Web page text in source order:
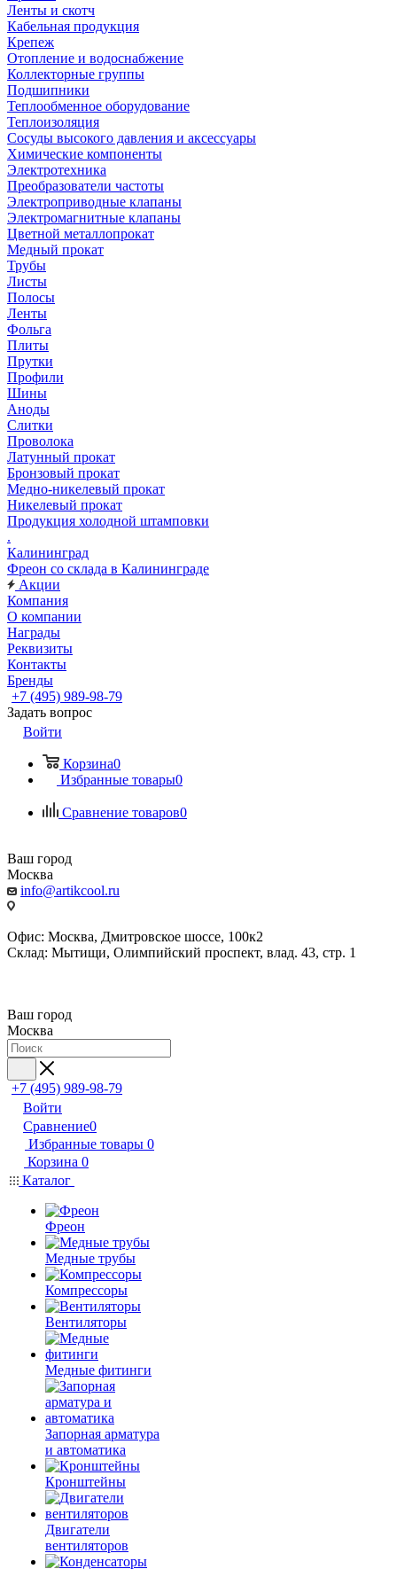
Ленты и скотч
Кабельная продукция
Крепеж
Отопление и водоснабжение
Коллекторные группы
Подшипники
Теплообменное оборудование
Теплоизоляция
Сосуды высокого давления и аксессуары
Химические компоненты
Электротехника
Преобразователи частоты
Электроприводные клапаны
Электромагнитные клапаны
Цветной металлопрокат
Медный прокат
Трубы
Листы
Полосы
Ленты
Фольга
Плиты
Прутки
Профили
Шины
Аноды
Слитки
Проволока
Латунный прокат
Бронзовый прокат
Медно-никелевый прокат
Никелевый прокат
Продукция холодной штамповки
.
Калининград
Фреон со склада в Калининграде
Акции
Компания
О компании
Награды
Реквизиты
Контакты
Бренды
+7 (495) 989-98-79
Задать вопрос
Войти
Корзина0
Избранные товары0
Сравнение товаров0
Ваш город
Москва
info@artikcool.ru
Офис: Москва, Дмитровское шоссе, 100к2
Склад: Мытищи, Олимпийский проспект, влад. 43, стр. 1
Ваш город
Москва
+7 (495) 989-98-79
Войти
Сравнение0
Избранные товары 0
Корзина 0
Каталог
Фреон
Медные трубы
Компрессоры
Вентиляторы
Медные фитинги
Запорная арматура
и автоматика
Кронштейны
Двигатели
вентиляторов